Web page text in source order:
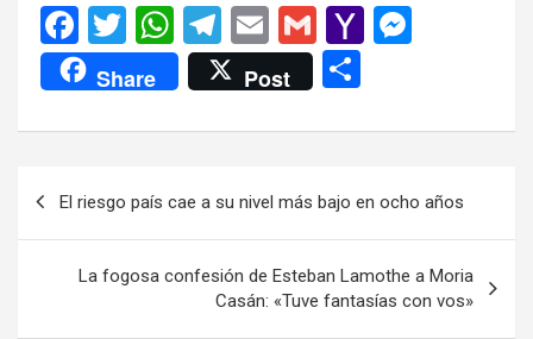
F
a
ce
b
o
k
T
wi
tt
er
W
h
at
s
p
p
T
el
e
gr
m
E
m
ail
G
m
ail
Y
o
M
ail
n
er
Share Post
m
ar
tir
entradas
El riesgo país cae a su nivel más bajo en ocho años
La fogosa confesión de Esteban Lamothe a Moria
Casán: «Tuve fantasías con vos»